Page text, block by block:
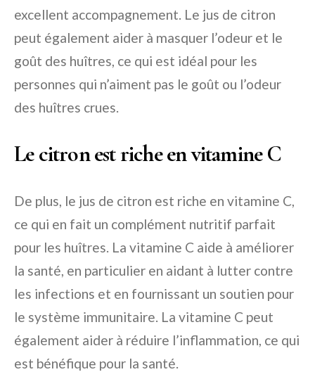
excellent accompagnement. Le jus de citron
peut également aider à masquer l’odeur et le
goût des huîtres, ce qui est idéal pour les
personnes qui n’aiment pas le goût ou l’odeur
des huîtres crues.
Le citron est riche en vitamine C
De plus, le jus de citron est riche en vitamine C,
ce qui en fait un complément nutritif parfait
pour les huîtres. La vitamine C aide à améliorer
la santé, en particulier en aidant à lutter contre
les infections et en fournissant un soutien pour
le système immunitaire. La vitamine C peut
également aider à réduire l’inflammation, ce qui
est bénéfique pour la santé.